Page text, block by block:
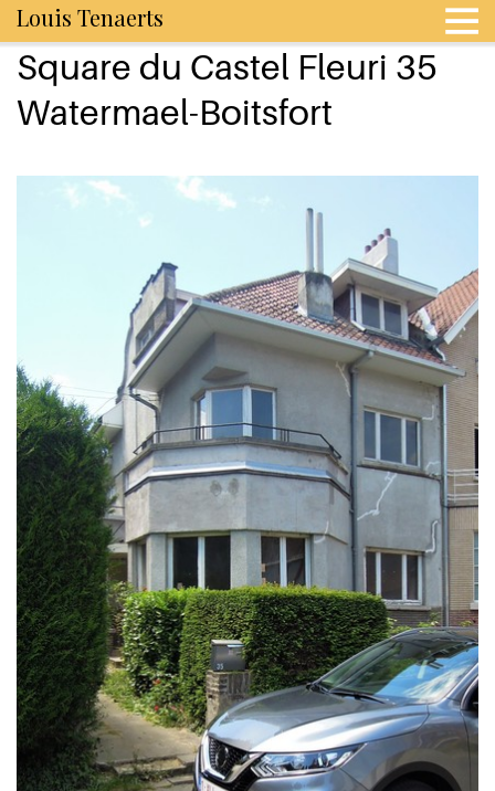
Louis Tenaerts
Square du Castel Fleuri 35
Watermael-Boitsfort